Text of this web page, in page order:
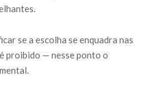
se a escolha se enquadra nas
proibido — nesse ponto o